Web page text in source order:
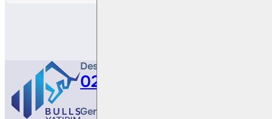
Destek Hattı
0212 410 0500
Genel Müdürlük